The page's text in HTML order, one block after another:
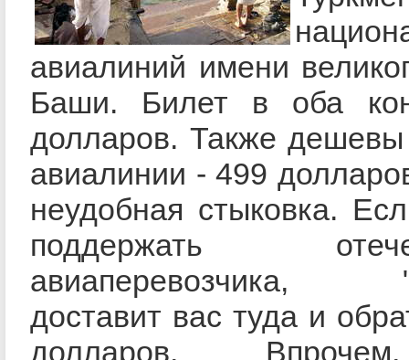
авиалиний имени
Баши. Билет в оба
долларов. Также дешевы
авиалинии - 499
неудобная стыковка.
поддержать
авиаперевозчика,
доставит вас туда и
долларов.